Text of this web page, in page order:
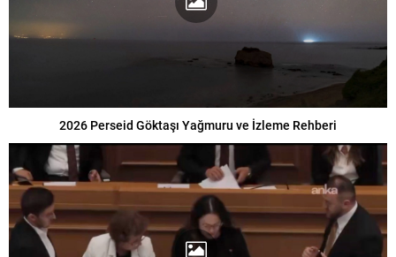
2026 Perseid Göktaşı Yağmuru ve İzleme Rehberi